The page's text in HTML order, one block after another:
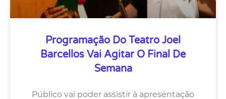
Programação Do Teatro Joel
Barcellos Vai Agitar O Final De
Semana
Público vai poder assistir à apresentação